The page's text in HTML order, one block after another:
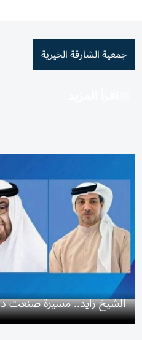
جمعية الشارقة الخيرية
الشيخ زايد.. مسيرة صنعت